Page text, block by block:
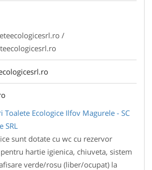
/
sunt dotate cu wc cu rezervor
hartie igienica, chiuveta, sistem
verde/rosu (liber/ocupat) la